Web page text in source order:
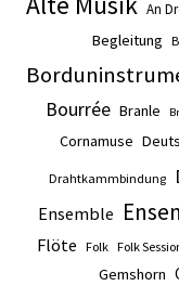
An
Begleitung
Bourrée Branle
Cornamuse
Drahtkammbindung
Ensemble
Flöte Folk Folk
Gemshorn